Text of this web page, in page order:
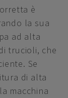
è
la sua
ad alta
trucioli, che
Se
di alta
macchina